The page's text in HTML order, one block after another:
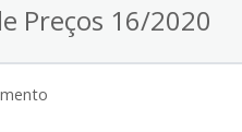
Preços 16/2020